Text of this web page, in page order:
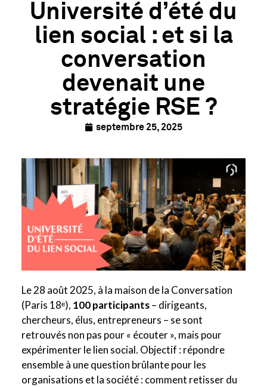
Université d’été du
lien social : et si la
conversation
devenait une
stratégie RSE ?
septembre 25, 2025
Le 28 août 2025, à la maison de la Conversation
(Paris 18ᵉ), 100 participants– dirigeants,
chercheurs, élus, entrepreneurs – se sont
retrouvés non pas pour « écouter », mais pour
expérimenter le lien social. Objectif : répondre
ensemble à une question brûlante pour les
organisations et la société : comment retisser du